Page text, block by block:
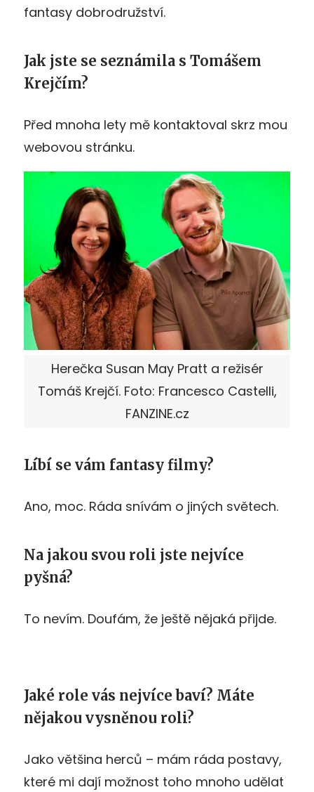
fantasy dobrodružství.
Jak jste se seznámila s Tomášem
Krejčím?
Před mnoha lety mě kontaktoval skrz mou
webovou stránku.
Herečka Susan May Pratt a režisér
Tomáš Krejčí. Foto: Francesco Castelli,
FANZINE.cz
Líbí se vám fantasy filmy?
Ano, moc. Ráda snívám o jiných světech.
Na jakou svou roli jste nejvíce
pyšná?
To nevím. Doufám, že ještě nějaká přijde.
Jaké role vás nejvíce baví? Máte
nějakou vysněnou roli?
Jako většina herců – mám ráda postavy,
které mi dají možnost toho mnoho udělat